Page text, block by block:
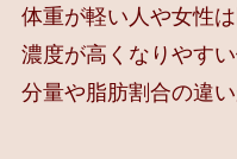
体重が軽い人や女性
濃度が高くなりやす
分量や脂肪割合の違